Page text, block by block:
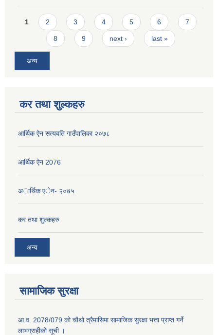
Pages
1 2 3 4 5 6 7
8 9 next › last »
अन्य
कर तथा शुल्कहरु
आर्थिक ऐन सत्यवति गाउँपालिका २०७८
आर्थिक ऐन 2076
अार्थिक एेन- २०७५
कर तथा शुल्कहरु
अन्य
सामाजिक सुरक्षा
आ.व. 2078/079 को चौथो त्रैमासिमा सामाजिक सुरक्षा भत्ता प्राप्त गर्ने
लाभग्राहीको सूची ।